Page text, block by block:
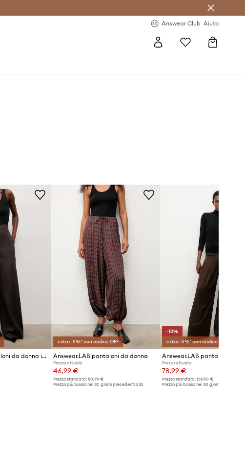
Answear Club Aiuto
Answear.LAB pantaloni da donna in lino
extra -5%* con codice OFF
Answear.LAB pantaloni da donna
Prezzo attuale:
46,99 €
Prezzo standard:80,99 €
Prezzo più basso nei 30 giorni precedenti alla
-10%
extra -5%* con codice OFF
Answear.LAB pantaloni
Prezzo attuale:
78,99 €
Prezzo standard: 159,90 €
Prezzo più basso nei 30 giorni